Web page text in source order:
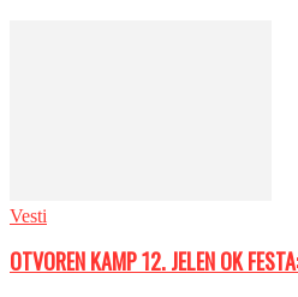
Vesti
OTVOREN KAMP 12. JELEN OK